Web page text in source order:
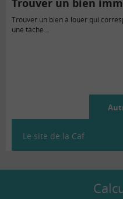
Trouver un bien
Trouver un bien à louer qui
une tâche...
Le site de la Caf